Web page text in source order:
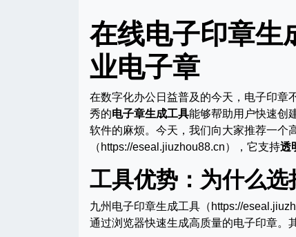
在线电子印章生
业电子章
在数字化办公日益普及的今天，电子印章
秀的电子章生成工具能够帮助用户快速创
软件的麻烦。今天，我们向大家推荐一个
（https://eseal.jiuzhou88.cn），它支持透
工具优势：为什么选
九州电子印章生成工具（https://
通过浏览器快速生成高质量的电子印章。